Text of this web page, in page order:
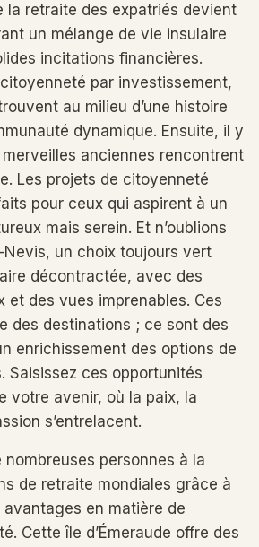
la retraite des expatriés devient
un mélange de vie insulaire
incitations financières.
par investissement,
au milieu d’une histoire
dynamique. Ensuite, il y
anciennes rencontrent
Les projets de citoyenneté
pour ceux qui aspirent à un
mais serein. Et n’oublions
un choix toujours vert
décontractée, avec des
et des vues imprenables. Ces
des destinations ; ce sont des
enrichissement des options de
Saisissez ces opportunités
votre avenir, où la paix, la
s’entrelacent.
nombreuses personnes à la
de retraite mondiales grâce à
avantages en matière de
Cette île d’Émeraude offre des